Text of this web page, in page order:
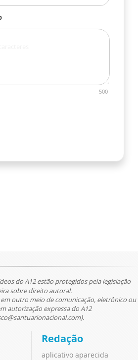
500
do A12 estão protegidos pela legislação
sobre direito autoral.
outro meio de comunicação, eletrônico ou
autorização expressa do A12
Redação
aplicativo aparecida